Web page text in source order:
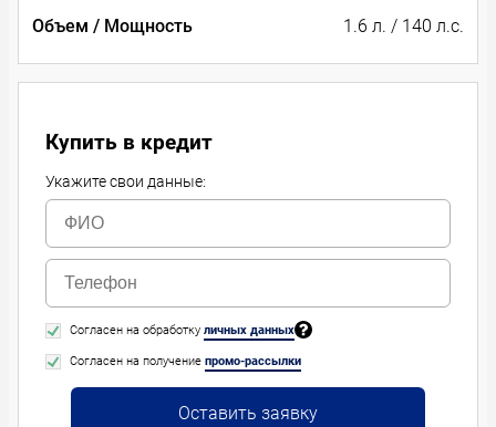
Объем / Мощность 1.6 л. / 140 л.с.
Купить в кредит
Укажите свои данные:
Согласен на обработку личных данных
Согласен на получение промо-рассылки
Оставить заявку